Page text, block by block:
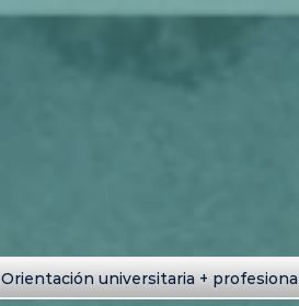
Orientación universitaria +